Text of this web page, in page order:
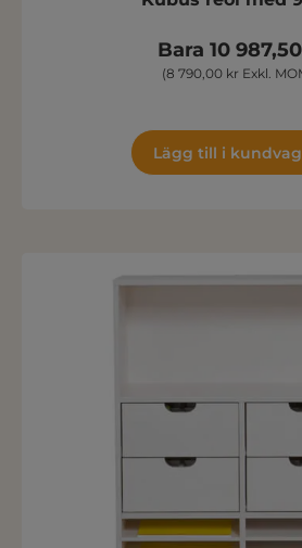
Bara 10
(8 790,00 kr Exkl.
Lägg till i